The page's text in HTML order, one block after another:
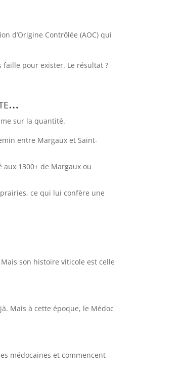
d’Origine Contrôlée (AOC) qui
faille pour exister. Le résultat ?
sur la quantité.
entre Margaux et Saint-
1300+ de Margaux ou
ce qui lui confère une
son histoire viticole est celle
Mais à cette époque, le Médoc
médocaines et commencent